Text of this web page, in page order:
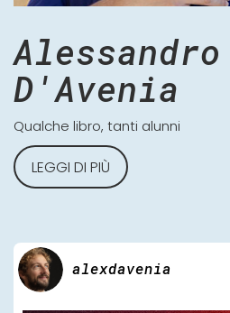
Alessandro
D'Avenia
Qualche libro, tanti alunni
LEGGI DI PIÙ
alexdavenia